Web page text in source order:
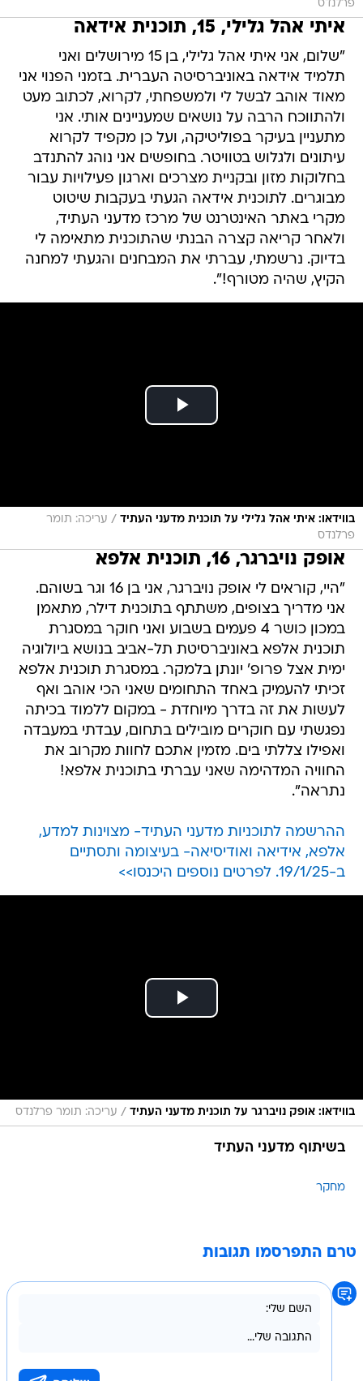
פרלנדס
איתי אהל גלילי, 15, תוכנית אידאה
"שלום, אני איתי אהל גלילי, בן 15 מירושלים ואני
תלמיד אידאה באוניברסיטה העברית. בזמני הפנוי אני
מאוד אוהב לבשל לי ולמשפחתי, לקרוא, לכתוב מעט
ולהתווכח הרבה על נושאים שמעניינים אותי. אני
מתעניין בעיקר בפוליטיקה, ועל כן מקפיד לקרוא
עיתונים ולגלוש בטוויטר. בחופשים אני נוהג להתנדב
בחלוקות מזון ובקניית מצרכים וארגון פעילויות עבור
מבוגרים. לתוכנית אידאה הגעתי בעקבות שיטוט
מקרי באתר האינטרנט של מרכז מדעני העתיד,
ולאחר קריאה קצרה הבנתי שהתוכנית מתאימה לי
בדיוק. נרשמתי, עברתי את המבחנים והגעתי למחנה
הקיץ, שהיה מטורף!".
בווידאו: איתי אהל גלילי על תוכנית מדעני העתיד / עריכה: תומר
פרלנדס
אופק נויברגר, 16, תוכנית אלפא
"היי, קוראים לי אופק נויברגר, אני בן 16 וגר בשוהם.
אני מדריך בצופים, משתתף בתוכנית דילר, מתאמן
במכון כושר 4 פעמים בשבוע ואני חוקר במסגרת
תוכנית אלפא באוניברסיטת תל-אביב בנושא ביולוגיה
ימית אצל פרופ' יונתן בלמקר. במסגרת תוכנית אלפא
זכיתי להעמיק באחד התחומים שאני הכי אוהב ואף
לעשות את זה בדרך מיוחדת - במקום ללמוד בכיתה
נפגשתי עם חוקרים מובילים בתחום, עבדתי במעבדה
ואפילו צללתי בים. מזמין אתכם לחוות מקרוב את
החוויה המדהימה שאני עברתי בתוכנית אלפא!
נתראה".
ההרשמה לתוכניות מדעני העתיד- מצוינות למדע,
אלפא, אידיאה ואודיסיאה- בעיצומה ותסתיים
ב-19/1/25. לפרטים נוספים היכנסו>>
בווידאו: אופק נויברגר על תוכנית מדעני העתיד / עריכה: תומר פרלנדס
בשיתוף מדעני העתיד
מחקר
טרם התפרסמו תגובות